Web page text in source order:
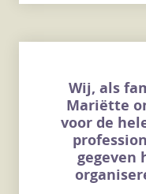
Wij, als
Mariëtte
voor de
gegeven